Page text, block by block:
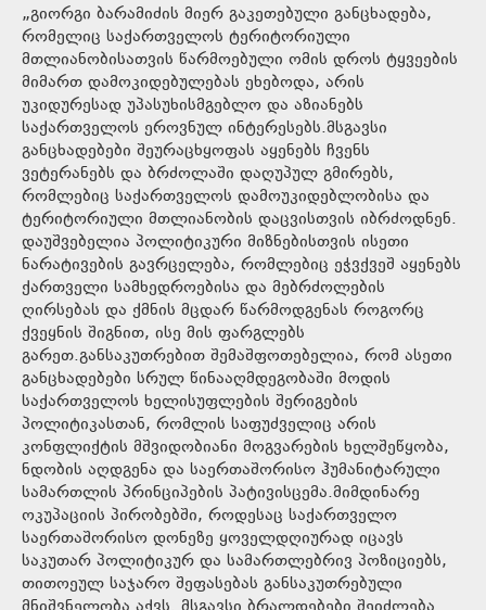
„გიორგი ბარამიძის მიერ გაკეთებული განცხადება,
რომელიც საქართველოს ტერიტორიული
მთლიანობისათვის წარმოებული ომის დროს ტყვეების
მიმართ დამოკიდებულებას ეხებოდა, არის
უკიდურესად უპასუხისმგებლო და აზიანებს
საქართველოს ეროვნულ ინტერესებს.მსგავსი
განცხადებები შეურაცხყოფას აყენებს ჩვენს
ვეტერანებს და ბრძოლაში დაღუპულ გმირებს,
რომლებიც საქართველოს დამოუკიდებლობისა და
ტერიტორიული მთლიანობის დაცვისთვის იბრძოდნენ.
დაუშვებელია პოლიტიკური მიზნებისთვის ისეთი
ნარატივების გავრცელება, რომლებიც ეჭვქვეშ აყენებს
ქართველი სამხედროებისა და მებრძოლების
ღირსებას და ქმნის მცდარ წარმოდგენას როგორც
ქვეყნის შიგნით, ისე მის ფარგლებს
გარეთ.განსაკუთრებით შემაშფოთებელია, რომ ასეთი
განცხადებები სრულ წინააღმდეგობაში მოდის
საქართველოს ხელისუფლების შერიგების
პოლიტიკასთან, რომლის საფუძველიც არის
კონფლიქტის მშვიდობიანი მოგვარების ხელშეწყობა,
ნდობის აღდგენა და საერთაშორისო ჰუმანიტარული
სამართლის პრინციპების პატივისცემა.მიმდინარე
ოკუპაციის პირობებში, როდესაც საქართველო
საერთაშორისო დონეზე ყოველდღიურად იცავს
საკუთარ პოლიტიკურ და სამართლებრივ პოზიციებს,
თითოეულ საჯარო შეფასებას განსაკუთრებული